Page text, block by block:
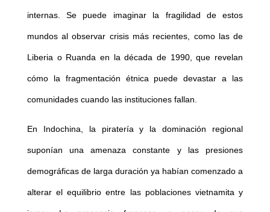
internas. Se puede imaginar la fragilidad de estos
mundos al observar crisis más recientes, como las de
Liberia o Ruanda en la década de 1990, que revelan
cómo la fragmentación étnica puede devastar a las
comunidades cuando las instituciones fallan.
En Indochina, la piratería y la dominación regional
suponían una amenaza constante y las presiones
demográficas de larga duración ya habían comenzado a
alterar el equilibrio entre las poblaciones vietnamita y